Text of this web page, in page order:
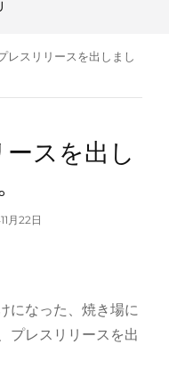
レスリリースを出しまし
スを出し
月22日
になった、焼き場に
プレスリリースを出